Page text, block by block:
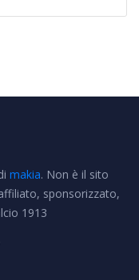
makia. Non è il sito
sponsorizzato,
1913